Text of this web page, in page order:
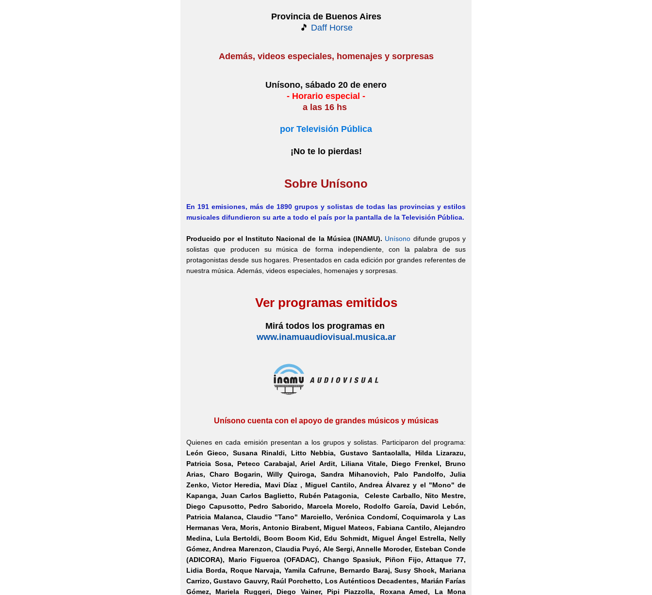
Provincia de Buenos Aires
🎵 Daff Horse
Además, videos especiales, homenajes y sorpresas
Unísono, sábado 20 de enero
- Horario especial -
a las 16 hs
por Televisión Pública
¡No te lo pierdas!
Sobre Unísono
En 191 emisiones, más de 1890 grupos y solistas de todas las provincias y estilos
musicales difundieron su arte a todo el país por la pantalla de la Televisión Pública.
Producido por el Instituto Nacional de la Música (INAMU). Unísono difunde grupos y
solistas que producen su música de forma independiente, con la palabra de sus
protagonistas desde sus hogares. Presentados en cada edición por grandes referentes de
nuestra música. Además, videos especiales, homenajes y sorpresas.
Ver programas emitidos
Mirá todos los programas en
www.inamuaudiovisual.musica.ar
Unísono cuenta con el apoyo de grandes músicos y músicas
Quienes en cada emisión presentan a los grupos y solistas. Participaron del programa:
León Gieco, Susana Rinaldi, Litto Nebbia, Gustavo Santaolalla, Hilda Lizarazu,
Patricia Sosa, Peteco Carabajal, Ariel Ardit, Liliana Vitale, Diego Frenkel, Bruno
Arias, Charo Bogarin, Willy Quiroga, Sandra Mihanovich, Palo Pandolfo, Julia
Zenko, Victor Heredia, Mavi Díaz , Miguel Cantilo, Andrea Álvarez y el "Mono" de
Kapanga, Juan Carlos Baglietto, Rubén Patagonia, Celeste Carballo, Nito Mestre,
Diego Capusotto, Pedro Saborido, Marcela Morelo, Rodolfo García, David Lebón,
Patricia Malanca, Claudio "Tano" Marciello, Verónica Condomí, Coquimarola y Las
Hermanas Vera, Moris, Antonio Birabent, Miguel Mateos, Fabiana Cantilo, Alejandro
Medina, Lula Bertoldi, Boom Boom Kid, Edu Schmidt, Miguel Ángel Estrella, Nelly
Gómez, Andrea Marenzon, Claudia Puyó, Ale Sergi, Annelle Moroder, Esteban Conde
(ADICORA), Mario Figueroa (OFADAC), Chango Spasiuk, Piñon Fijo, Attaque 77,
Lidia Borda, Roque Narvaja, Yamila Cafrune, Bernardo Baraj, Susy Shock, Mariana
Carrizo, Gustavo Gauvry, Raúl Porchetto, Los Auténticos Decadentes, Marián Farías
Gómez, Mariela Ruggeri, Diego Vainer, Pipi Piazzolla, Roxana Amed, La Mona